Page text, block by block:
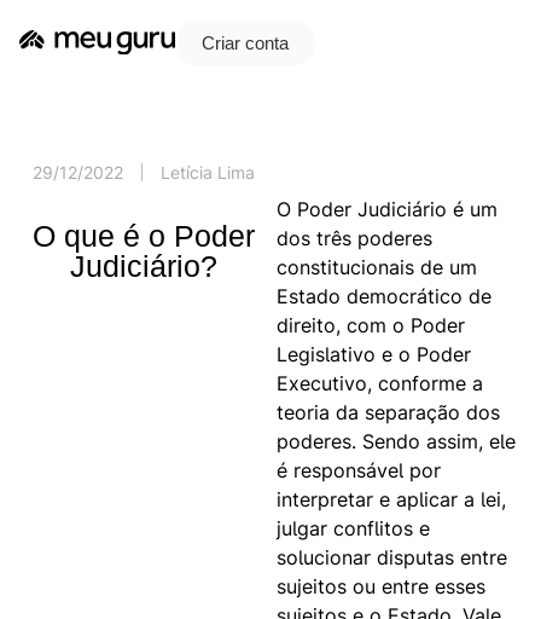
Criar conta
29/12/2022 Letícia Lima
O que é o Poder
Judiciário?
O Poder Judiciário é um
dos três poderes
constitucionais de um
Estado democrático de
direito, com o Poder
Legislativo e o Poder
Executivo, conforme a
teoria da separação dos
poderes. Sendo assim, ele
é responsável por
interpretar e aplicar a lei,
julgar conflitos e
solucionar disputas entre
sujeitos ou entre esses